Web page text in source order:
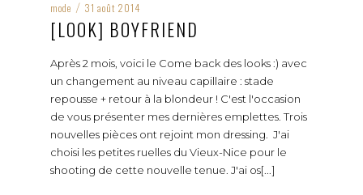
mode / 31 août 2014
[LOOK] BOYFRIEND
Après 2 mois, voici le Come back des looks :) avec
un changement au niveau capillaire : stade
repousse + retour à la blondeur ! C'est l'occasion
de vous présenter mes dernières emplettes. Trois
nouvelles pièces ont rejoint mon dressing. J'ai
choisi les petites ruelles du Vieux-Nice pour le
shooting de cette nouvelle tenue. J'ai os[...]